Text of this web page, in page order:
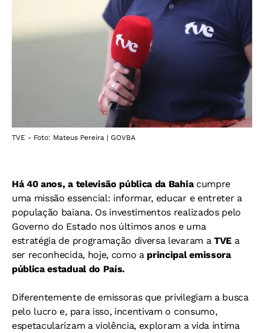
TVE - Foto: Mateus Pereira | GOVBA
Há 40 anos, a televisão pública da Bahiacumpre
uma missão essencial: informar, educar e entreter a
população baiana. Os investimentos realizados pelo
Governo do Estado nos últimos anos e uma
estratégia de programação diversa levaram aTVEa
ser reconhecida, hoje, como a principal emissora
pública estadual do País.
Diferentemente de emissoras que privilegiam a busca
pelo lucro e, para isso, incentivam o consumo,
espetacularizam a violência, exploram a vida íntima